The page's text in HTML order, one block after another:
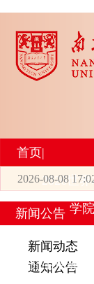
首页|
2026世
学
研究生培养
2026-08-08
新闻公告
新闻动态
通知公告